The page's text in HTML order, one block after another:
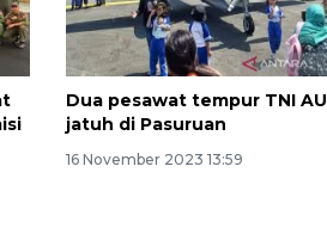
Dua pesawat tempur TNI AU
jatuh di Pasuruan
16 November 2023 13:59
08-05 15:00:00